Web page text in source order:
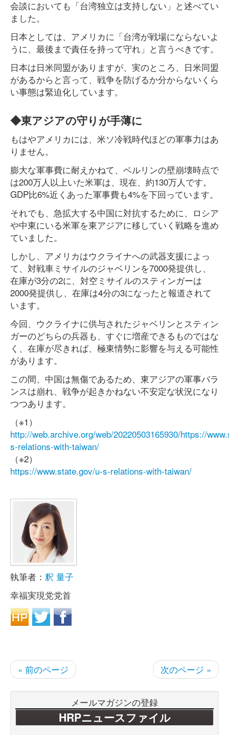
会談においても「台湾独立は支持しない」と述べてい
ました。
日本としては、アメリカに「台湾が戦場にならないよ
うに、最後まで責任を持って守れ」と言うべきです。
日本は日米同盟がありますが、実のところ、日米同盟
があるからと言って、戦争を防げるか分からないくら
い事態は緊迫化しています。
◆東アジアの守りが手薄に
もはやアメリカには、米ソ冷戦時代ほどの軍事力はあ
りません。
膨大な軍事費に耐えかねて、ベルリンの壁崩壊時点で
は200万人以上いた米軍は、現在、約130万人です。
GDP比6%近くあった軍事費も4%を下回っています。
それでも、急拡大する中国に対抗するために、ロシア
や中東にいる米軍を東アジアに移していく戦略を進め
ていました。
しかし、アメリカはウクライナへの武器支援によっ
て、対戦車ミサイルのジャベリンを7000発提供し、
在庫が3分の2に、対空ミサイルのスティンガーは
2000発提供し、在庫は4分の3になったと報道されて
います。
今回、ウクライナに供与されたジャベリンとスティン
ガーのどちらの兵器も、すぐに増産できるものではな
く、在庫が尽きれば、極東情勢に影響を与える可能性
があります。
この間、中国は無傷であるため、東アジアの軍事バラ
ンスは崩れ、戦争が起きかねない不安定な状況になり
つつあります。
（※1）
http://web.archive.org/web/20220503165930/https://
s-relations-with-taiwan/
（※2）
https://www.state.gov/u-s-relations-with-taiwan/
執筆者： 釈 量子
幸福実現党党首
« 前のページ 次のページ »
メールマガジンの登録
HRPニュースファイル